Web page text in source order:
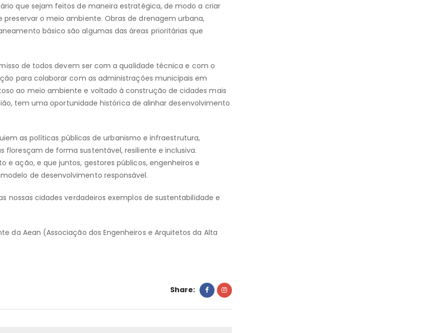
que sejam feitos de maneira estratégica, de modo a criar
o meio ambiente. Obras de drenagem urbana,
básico são algumas das áreas prioritárias que
de todos devem ser com a qualidade técnica e com o
para colaborar com as administrações municipais em
ao meio ambiente e voltado à construção de cidades mais
tem uma oportunidade histórica de alinhar desenvolvimento
as políticas públicas de urbanismo e infraestrutura,
floresçam de forma sustentável, resiliente e inclusiva.
ação, e que juntos, gestores públicos, engenheiros e
de desenvolvimento responsável.
nossas cidades verdadeiros exemplos de sustentabilidade e
da Aean (Associação dos Engenheiros e Arquitetos da Alta
Share: